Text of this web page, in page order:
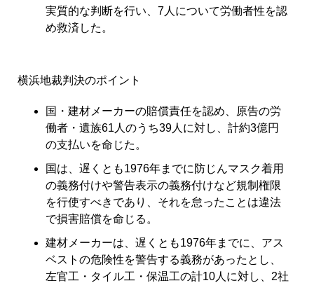
実質的な判断を行い、7人について労働者性を認
め救済した。
横浜地裁判決のポイント
国・建材メーカーの賠償責任を認め、原告の労
働者・遺族61人のうち39人に対し、計約3億円
の支払いを命じた。
国は、遅くとも1976年までに防じんマスク着用
の義務付けや警告表示の義務付けなど規制権限
を行使すべきであり、それを怠ったことは違法
で損害賠償を命じる。
建材メーカーは、遅くとも1976年までに、アス
ベストの危険性を警告する義務があったとし、
左官工・タイル工・保温工の計10人に対し、2社